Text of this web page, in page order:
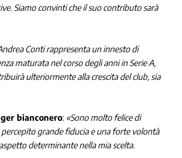
Siamo convinti che il suo contributo sarà
Conti rappresenta un innesto di
maturata nel corso degli anni in Serie A,
ulteriormente alla crescita del club, sia
bianconero:«Sono molto felice di
grande fiducia e una forte volontà
determinante nella mia scelta.